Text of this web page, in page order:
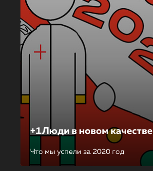
+1Люди в новом качестве
Что мы успели за 2020 год